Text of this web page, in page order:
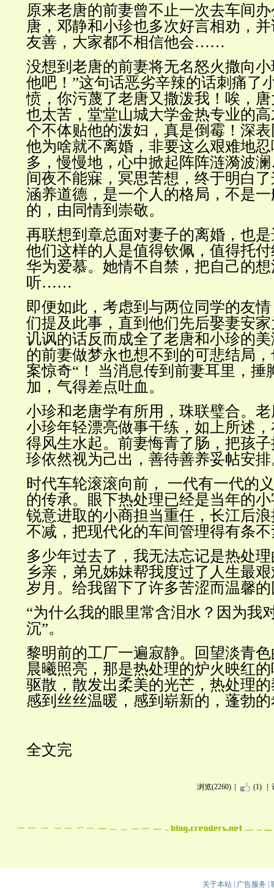
原来老唐的前妻曾不止一次去车间
唐，邓静和小珍也多次好言相劝，
友善，大家都不相信他会……
没想到 老唐的前妻将无名怒火撒向
他吧！”这句话恶劣辛辣的话刺痛了
愤，你污蔑了老唐又撒泼我！唉，
也太苦，堂堂山城大学金热专业的
个不体贴他的泼妇，真是倒霉！深
他为啥就不离婚，非要这么艰难地
多，慢慢地，心中掀起阵阵涟漪波
间夜不能寐，冥思苦想，终于明白
涵养道德，是一个人的格局，不是
的，由同情到崇敬。
再联想到章总面对妻子的离婚，也
他们这样的人是值得钦佩，值得托
华为爱慕。她情不自禁，把自己的
听……
即便如此，考虑到与两位同学的友
们提及此事，直到他们先后娶妻安
讥讽的话反而成全了老唐和小珍的
的前妻做梦永也想不到的可悲结局
案惊奇“！ 当消息传到前妻耳里，捶
加，气得差点吐血。
小珍和老唐学有所用，珠联璧合。
小珍年轻漂亮做事干练，如上所述
得风生水起。前妻悔青了肠，把孩
珍依然视为己出，善待善养妥帖安
时代车轮滚滚向前， 一代有一代的
的传承。眼下热处理已经是当年的
锐意进取的小商担当重任，长江后
不减，把现代化的车间管理得有条
多少年过去了，我无法忘记是热处
乡亲，弟兄姊妹帮我度过了人生最
岁月。给我留下了许多苦涩而温馨
“为什么我的眼里常含泪水？因为我
沉”。
黎明前的工厂一遍寂静。回望淡青
晨曦照亮，那是热处理的炉火映红
驱散，散发出柔美的光芒，热处理
感到丝丝温暖，感到崭新的，蓬勃
全文完
浏览(2260) (1)
关于本站| 广告服务